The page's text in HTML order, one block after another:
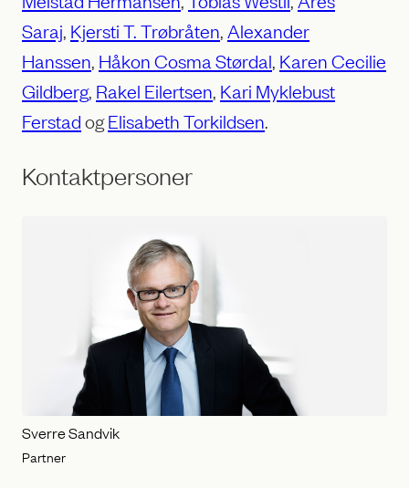
Saraj, Kjersti T. Trøbråten, Alexander
Hanssen, Håkon Cosma Størdal, Karen Cecilie
Gildberg, Rakel Eilertsen, Kari Myklebust
FerstadogElisabeth Torkildsen.
Kontaktpersoner
Sverre Sandvik
Partner